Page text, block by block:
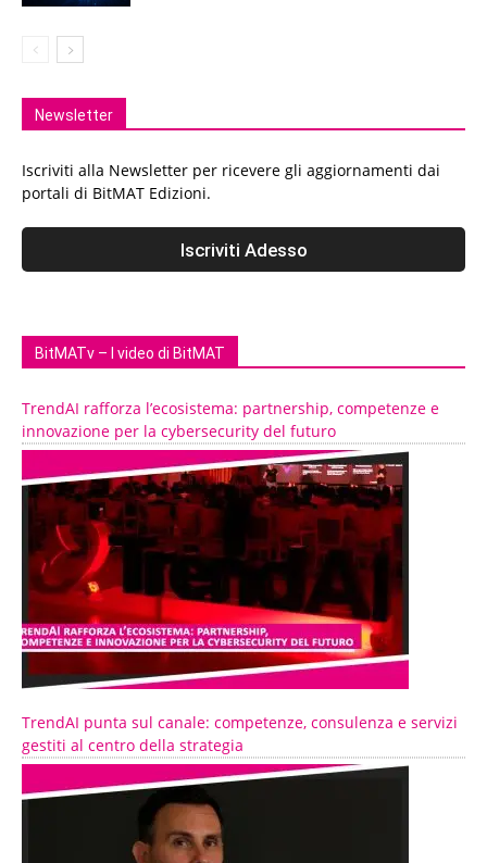
Newsletter
Iscriviti alla Newsletter per ricevere gli aggiornamenti dai
portali di BitMAT Edizioni.
BitMATv – I video di BitMAT
TrendAI rafforza l’ecosistema: partnership, competenze e
innovazione per la cybersecurity del futuro
TrendAI punta sul canale: competenze, consulenza e servizi
gestiti al centro della strategia